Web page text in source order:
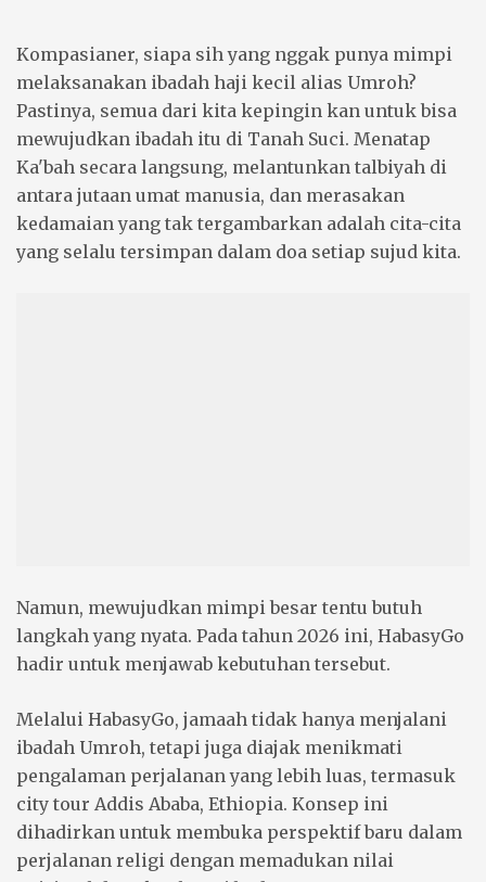
Kompasianer, siapa sih yang nggak punya mimpi
melaksanakan ibadah haji kecil alias Umroh?
Pastinya, semua dari kita kepingin kan untuk bisa
mewujudkan ibadah itu di Tanah Suci. Menatap
Ka'bah secara langsung, melantunkan talbiyah di
antara jutaan umat manusia, dan merasakan
kedamaian yang tak tergambarkan adalah cita-cita
yang selalu tersimpan dalam doa setiap sujud kita.
Namun, mewujudkan mimpi besar tentu butuh
langkah yang nyata. Pada tahun 2026 ini, HabasyGo
hadir untuk menjawab kebutuhan tersebut.
Melalui HabasyGo, jamaah tidak hanya menjalani
ibadah Umroh, tetapi juga diajak menikmati
pengalaman perjalanan yang lebih luas, termasuk
city tour Addis Ababa, Ethiopia. Konsep ini
dihadirkan untuk membuka perspektif baru dalam
perjalanan religi dengan memadukan nilai